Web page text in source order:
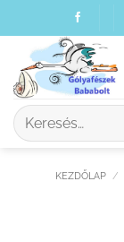
to
content
Keresés
a
KEZDŐLAP /